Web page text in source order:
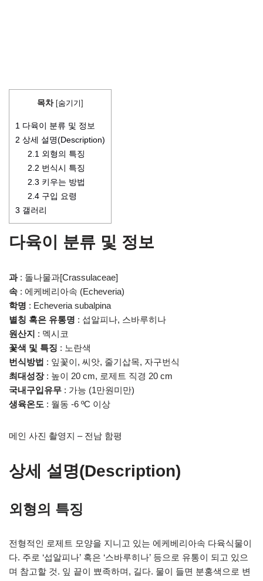
목차 [숨기기]
1 다육이 분류 및 정보
2 상세 설명(Description)
2.1 외형의 특징
2.2 번식시 특징
2.3 키우는 방법
2.4 구입 요령
3 갤러리
다육이 분류 및 정보
과: 돌나물과[Crassulaceae]
속 : 에케베리아속 (Echeveria)
학명 : Echeveria subalpina
별칭 혹은 유통명 : 섭알피나, 스바루히나
원산지 : 멕시코
꽃색 및 특징 : 노란색
번식방법 : 잎꽃이, 씨앗, 줄기삽목, 자구번식
최대성장: 높이 20 cm, 로제트 직경 20 cm
국내구입유무 : 가능 (1만원미만)
생육온도 : 월동 -6 ºC 이상
메인 사진 촬영지 – 전남 함평
상세 설명(Description)
외형의 특징
전형적인 로제트 모양을 지니고 있는 에케베리아속 다육식물이
다. 주로 ‘섭알피나’ 혹은 ‘스바루히나’ 등으로 유통이 되고 있으
며 참고할 것. 잎 끝이 뾰족하며, 길다. 물이 들면 분홍색으로 변